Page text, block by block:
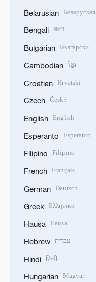
Belarusian Беларуская
Bengali বাংলা
Bulgarian Български
Cambodian ខ្មែរ
Croatian Hrvatski
Czech Český
English English
Esperanto Esperanto
Filipino Filipino
French Français
German Deutsch
Greek Ελληνικά
Hausa Hausa
Hebrew עברית
Hindi हिन्दी
Hungarian Magyar